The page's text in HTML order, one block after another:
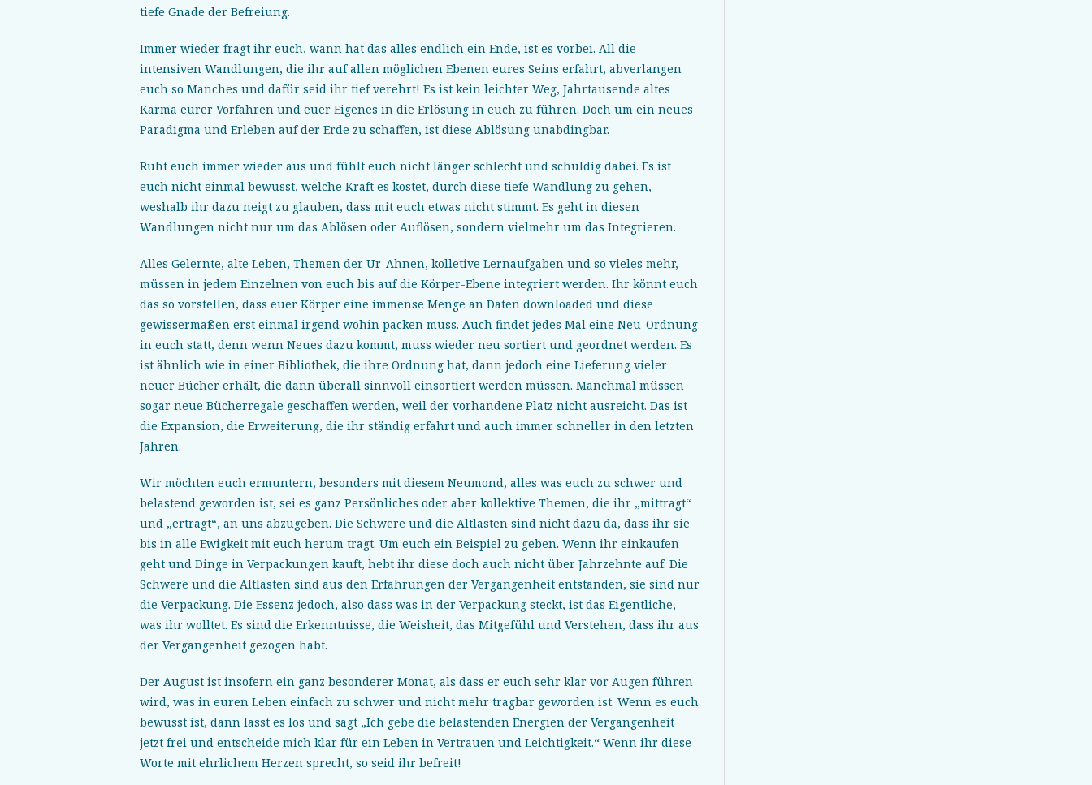
tiefe Gnade der Befreiung.
Immer wieder fragt ihr euch, wann hat das alles endlich ein Ende, ist es vorbei. All die
intensiven Wandlungen, die ihr auf allen möglichen Ebenen eures Seins erfahrt, abverlangen
euch so Manches und dafür seid ihr tief verehrt! Es ist kein leichter Weg, Jahrtausende altes
Karma eurer Vorfahren und euer Eigenes in die Erlösung in euch zu führen. Doch um ein neues
Paradigma und Erleben auf der Erde zu schaffen, ist diese Ablösung unabdingbar.
Ruht euch immer wieder aus und fühlt euch nicht länger schlecht und schuldig dabei. Es ist
euch nicht einmal bewusst, welche Kraft es kostet, durch diese tiefe Wandlung zu gehen,
weshalb ihr dazu neigt zu glauben, dass mit euch etwas nicht stimmt. Es geht in diesen
Wandlungen nicht nur um das Ablösen oder Auflösen, sondern vielmehr um das Integrieren.
Alles Gelernte, alte Leben, Themen der Ur-Ahnen, kolletive Lernaufgaben und so vieles mehr,
müssen in jedem Einzelnen von euch bis auf die Körper-Ebene integriert werden. Ihr könnt euch
das so vorstellen, dass euer Körper eine immense Menge an Daten downloaded und diese
gewissermaßen erst einmal irgend wohin packen muss. Auch findet jedes Mal eine Neu-Ordnung
in euch statt, denn wenn Neues dazu kommt, muss wieder neu sortiert und geordnet werden. Es
ist ähnlich wie in einer Bibliothek, die ihre Ordnung hat, dann jedoch eine Lieferung vieler
neuer Bücher erhält, die dann überall sinnvoll einsortiert werden müssen. Manchmal müssen
sogar neue Bücherregale geschaffen werden, weil der vorhandene Platz nicht ausreicht. Das ist
die Expansion, die Erweiterung, die ihr ständig erfahrt und auch immer schneller in den letzten
Jahren.
Wir möchten euch ermuntern, besonders mit diesem Neumond, alles was euch zu schwer und
belastend geworden ist, sei es ganz Persönliches oder aber kollektive Themen, die ihr „mittragt“
und „ertragt“, an uns abzugeben. Die Schwere und die Altlasten sind nicht dazu da, dass ihr sie
bis in alle Ewigkeit mit euch herum tragt. Um euch ein Beispiel zu geben. Wenn ihr einkaufen
geht und Dinge in Verpackungen kauft, hebt ihr diese doch auch nicht über Jahrzehnte auf. Die
Schwere und die Altlasten sind aus den Erfahrungen der Vergangenheit entstanden, sie sind nur
die Verpackung. Die Essenz jedoch, also dass was in der Verpackung steckt, ist das Eigentliche,
was ihr wolltet. Es sind die Erkenntnisse, die Weisheit, das Mitgefühl und Verstehen, dass ihr aus
der Vergangenheit gezogen habt.
Der August ist insofern ein ganz besonderer Monat, als dass er euch sehr klar vor Augen führen
wird, was in euren Leben einfach zu schwer und nicht mehr tragbar geworden ist. Wenn es euch
bewusst ist, dann lasst es los und sagt „Ich gebe die belastenden Energien der Vergangenheit
jetzt frei und entscheide mich klar für ein Leben in Vertrauen und Leichtigkeit.“ Wenn ihr diese
Worte mit ehrlichem Herzen sprecht, so seid ihr befreit!